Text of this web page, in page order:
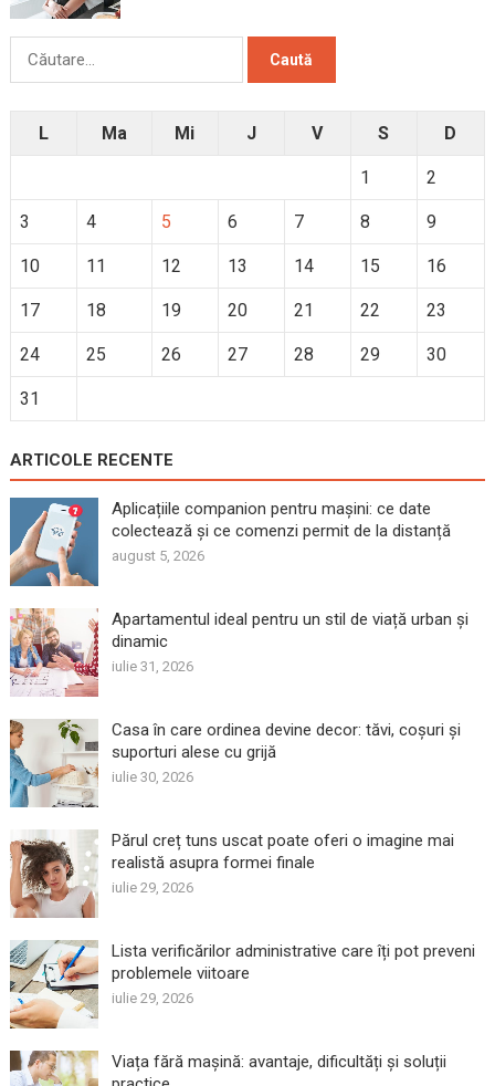
L Ma Mi J V S D
1 2
3 4 5 6 7 8 9
10 11 12 13 14 15 16
17 18 19 20 21 22 23
24 25 26 27 28 29 30
31
ARTICOLE RECENTE
Aplicațiile companion pentru mașini: ce date
colectează și ce comenzi permit de la distanță
august 5, 2026
Apartamentul ideal pentru un stil de viață urban și
dinamic
iulie 31, 2026
Casa în care ordinea devine decor: tăvi, coșuri și
suporturi alese cu grijă
iulie 30, 2026
Părul creț tuns uscat poate oferi o imagine mai
realistă asupra formei finale
iulie 29, 2026
Lista verificărilor administrative care îți pot preveni
problemele viitoare
iulie 29, 2026
Viața fără mașină: avantaje, dificultăți și soluții